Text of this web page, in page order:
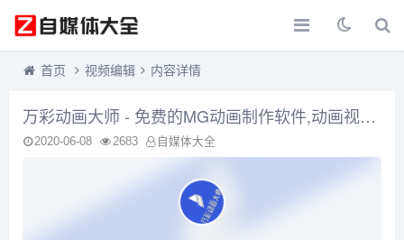
首页 视频编辑 内容详情
万彩动画大师 - 免费的MG动画制作软件,动画视频制作软件,微课制作软件
2020-06-08 2683 自媒体大全